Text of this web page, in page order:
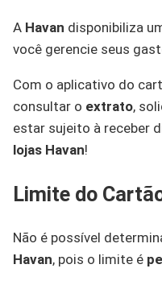
A Havan disponibiliza
você gerencie seus
Com o aplicativo do
consultar o extrato,
estar sujeito à receber
lojas Havan!
Limite do
Não é possível
Havan, pois o limite é